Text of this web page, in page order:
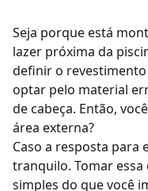
Seja porque está
lazer próxima da
definir o
optar pelo material
de cabeça. Então,
área externa?
Caso a resposta para
tranquilo. Tomar essa
simples do que você